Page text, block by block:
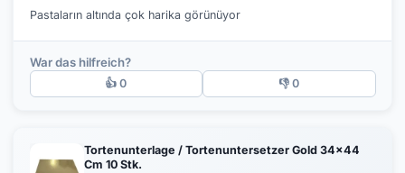
Pastaların altında çok harika görünüyor
War das hilfreich?
👍 0 👎 0
Tortenunterlage / Tortenuntersetzer Gold 34x44
Cm 10 Stk.